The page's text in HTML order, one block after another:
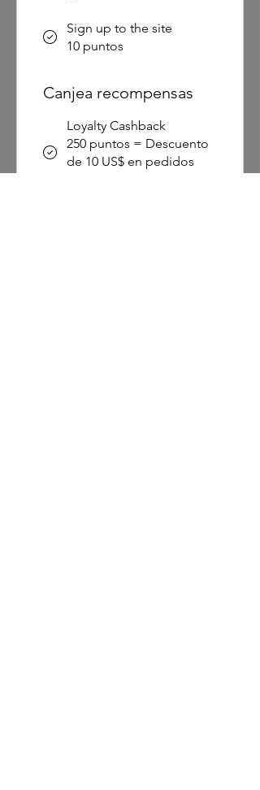
Sign up to the site
10 puntos
Canjea recompensas
Loyalty Cashback
250 puntos = Descuento
de 10 US$ en pedidos